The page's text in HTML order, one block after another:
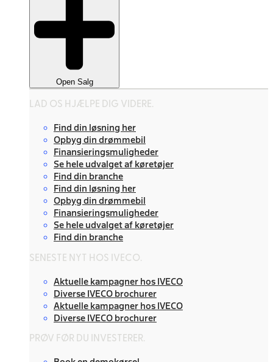
Open Salg
LAD OS HJÆLPE DIG VIDERE.
Find din løsning her
Opbyg din drømmebil
Finansieringsmuligheder
Se hele udvalget af køretøjer
Find din branche
Find din løsning her
Opbyg din drømmebil
Finansieringsmuligheder
Se hele udvalget af køretøjer
Find din branche
SENESTE NYT HOS IVECO.
Aktuelle kampagner hos IVECO
Diverse IVECO brochurer
Aktuelle kampagner hos IVECO
Diverse IVECO brochurer
PRØV FØR DU INVESTERER.